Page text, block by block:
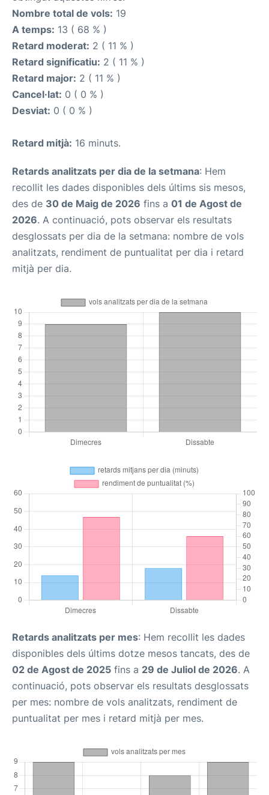
Nombre total de vols: 19
A temps: 13 ( 68 % )
Retard moderat: 2 ( 11 % )
Retard significatiu: 2 ( 11 % )
Retard major: 2 ( 11 % )
Cancel·lat: 0 ( 0 % )
Desviat: 0 ( 0 % )
Retard mitjà: 16 minuts.
Retards analitzats per dia de la setmana: Hem
recollit les dades disponibles dels últims sis mesos,
des de 30 de Maig de 2026 fins a 01 de Agost de
2026. A continuació, pots observar els resultats
desglossats per dia de la setmana: nombre de vols
analitzats, rendiment de puntualitat per dia i retard
mitjà per dia.
Retards analitzats per mes: Hem recollit les dades
disponibles dels últims dotze mesos tancats, des de
02 de Agost de 2025 fins a 29 de Juliol de 2026. A
continuació, pots observar els resultats desglossats
per mes: nombre de vols analitzats, rendiment de
puntualitat per mes i retard mitjà per mes.